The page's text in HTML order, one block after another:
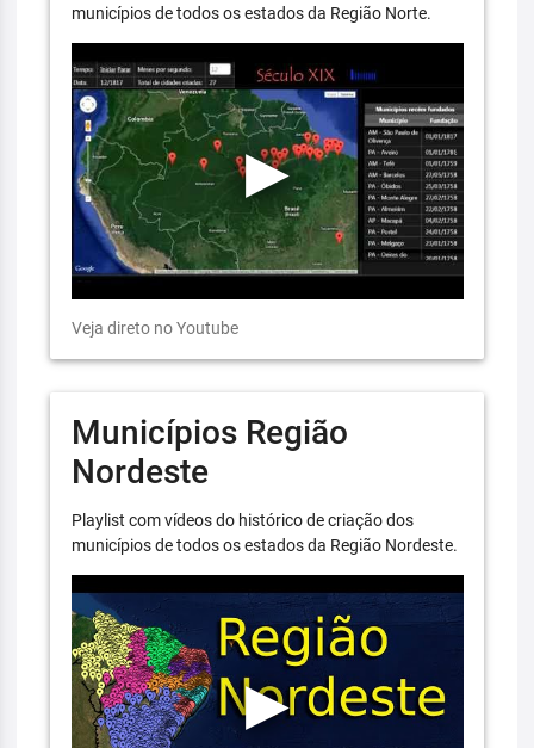
municípios de todos os estados da Região Norte.
Veja direto no Youtube
Municípios Região
Nordeste
Playlist com vídeos do histórico de criação dos
municípios de todos os estados da Região Nordeste.